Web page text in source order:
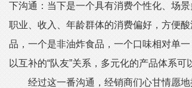
下沟通：当下是一个具有消费个性化、场
职业、收入、年龄群体的消费偏好，方便
品，一个是非油炸食品，一个口味相对单
以互补的“队友”关系，多元化的产品体系
经过这一番沟通，经销商们心甘情愿地